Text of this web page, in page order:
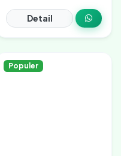
Detail
Populer